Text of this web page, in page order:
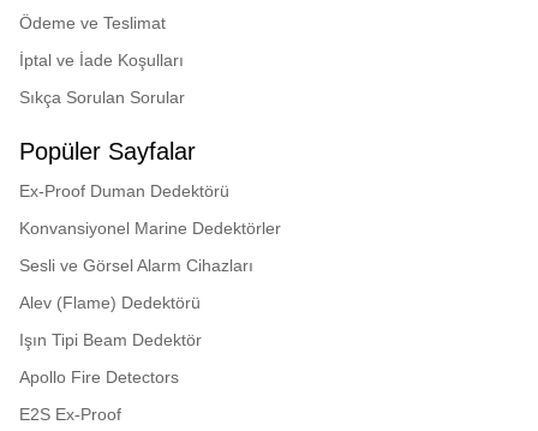
Ödeme ve Teslimat
İptal ve İade Koşulları
Sıkça Sorulan Sorular
Popüler Sayfalar
Ex-Proof Duman Dedektörü
Konvansiyonel Marine Dedektörler
Sesli ve Görsel Alarm Cihazları
Alev (Flame) Dedektörü
Işın Tipi Beam Dedektör
Apollo Fire Detectors
E2S Ex-Proof